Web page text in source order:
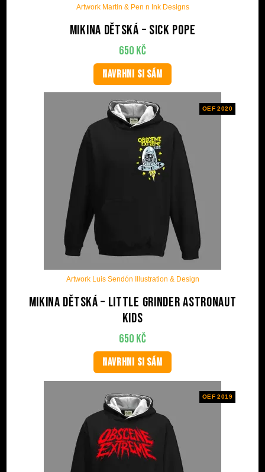
Artwork Martin & Pen n Ink Designs
Mikina dětská – Sick Pope
650 Kč
NAVRHNI SI SÁM
OEF 2020
Artwork Luis Sendón Illustration & Design
Mikina dětská – Little grinder astronaut
kids
650 Kč
NAVRHNI SI SÁM
OEF 2019